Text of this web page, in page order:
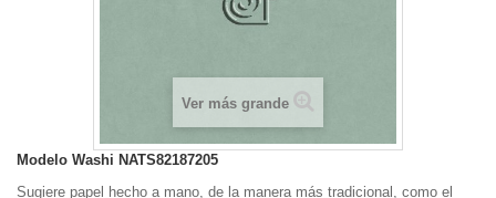
Ver más grande
Modelo Washi NATS82187205
Sugiere papel hecho a mano, de la manera más tradicional, como el